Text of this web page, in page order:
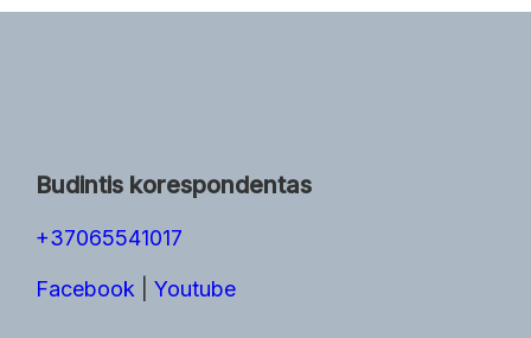
Budintis korespondentas
+37065541017
Facebook Youtube